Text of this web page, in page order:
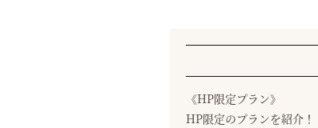
《HP限定プラン》
HP限定のプランを紹介！